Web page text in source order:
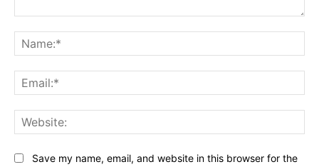
Save my name, email, and website in this browser for the